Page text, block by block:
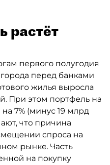
растёт
первого полугодия
перед банками
жилья выросла
При этом портфель на
7% (минус 19 млрд
что причина
спроса на
рынке. Часть
на покупку